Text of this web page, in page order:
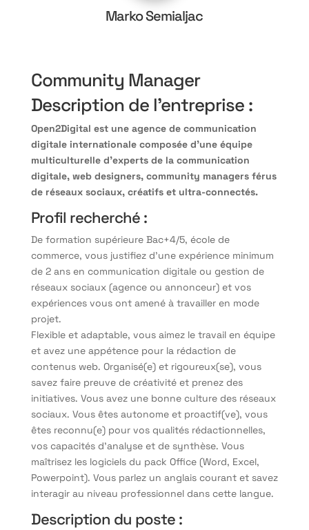
Marko Semialjac
Community Manager
Description de l’entreprise :
Open2Digital est une agence de communication
digitale internationale composée d’une équipe
multiculturelle d’experts de la communication
digitale, web designers, community managers férus
de réseaux sociaux, créatifs et ultra-connectés.
Profil recherché :
De formation supérieure Bac+4/5, école de
commerce, vous justifiez d’une expérience minimum
de 2 ans en communication digitale ou gestion de
réseaux sociaux (agence ou annonceur) et vos
expériences vous ont amené à travailler en mode
projet.
Flexible et adaptable, vous aimez le travail en équipe
et avez une appétence pour la rédaction de
contenus web. Organisé(e) et rigoureux(se), vous
savez faire preuve de créativité et prenez des
initiatives. Vous avez une bonne culture des réseaux
sociaux. Vous êtes autonome et proactif(ve), vous
êtes reconnu(e) pour vos qualités rédactionnelles,
vos capacités d’analyse et de synthèse. Vous
maîtrisez les logiciels du pack Office (Word, Excel,
Powerpoint). Vous parlez un anglais courant et savez
interagir au niveau professionnel dans cette langue.
Description du poste :